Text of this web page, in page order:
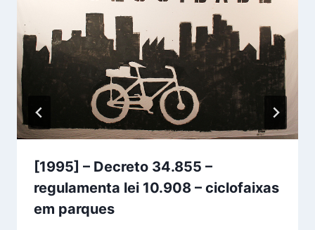
[1995] – Decreto 34.855 –
regulamenta lei 10.908 – ciclofaixas
em parques